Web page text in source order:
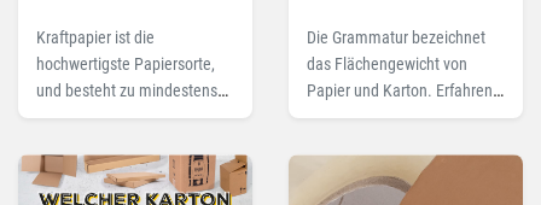
Kraftpapier ist die
hochwertigste Papiersorte,
und besteht zu mindestens
80% aus neuen Holzfasern &
Fasern. Hier lesen Sie mehr.
Die Grammatur bezeichnet
das Flächengewicht von
Papier und Karton. Erfahren
Sie auch wie man Grammatur